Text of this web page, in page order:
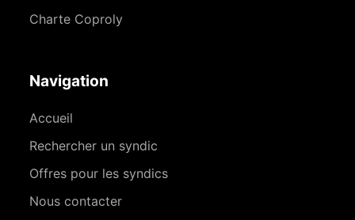
Charte Coproly
Navigation
Accueil
Rechercher un syndic
Offres pour les syndics
Nous contacter